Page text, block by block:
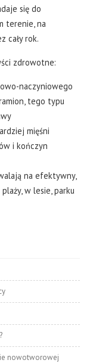
się do
terenie, na
cały rok.
zdrowotne:
naczyniowego
tego typu
mięśni
i kończyn
na efektywny,
w lesie, parku
nowotworowej